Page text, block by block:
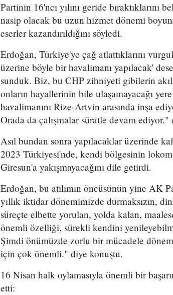
Partinin 16'ncı yılını geride
nasip olacak bu uzun hizmet dönemi
eserler kazandırıldığını söyledi.
Erdoğan, Türkiye'ye çağ atlattıklarını
üzerine böyle bir havalimanı yapılacak'
sunduk. Biz, bu CHP zihniyeti gibilerin
onların hayallerinin bile ulaşamayacağı
havalimanını Rize-Artvin arasında inşa
Orada da çalışmalar süratle devam ediyor."
Asıl bundan sonra yapılacaklar üzerinde
2023 Türkiyesi'nde, kendi bölgesinin
Giresun'a yakışmayacağını dile getirdi.
Erdoğan, bu atılımın öncüsünün yine AK
yıllık iktidar dönemimizde durmaksızın,
süreçte elbette yorulan, yolda kalan,
önemli özelliği, sürekli kendini
Şimdi önümüzde zorlu bir mücadele
için çok önemli." diye konuştu.
16 Nisan halk oylamasıyla önemli bir
etti: